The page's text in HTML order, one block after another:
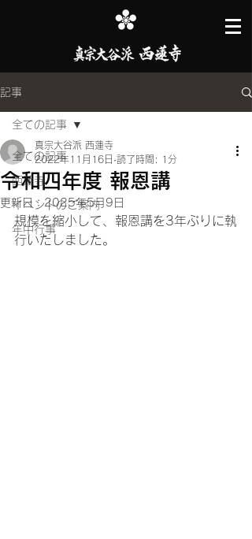
記事
全ての記事
西蓮寺
イベントのご案内
年中行事
全ての記事
令和四年度 報恩講
真宗大谷派 西蓮寺
2022年11月16日 読了時間: 1分
更新日：2025年5月9日
規模を縮小して、報恩講を3年ぶりに執
行いたしました。